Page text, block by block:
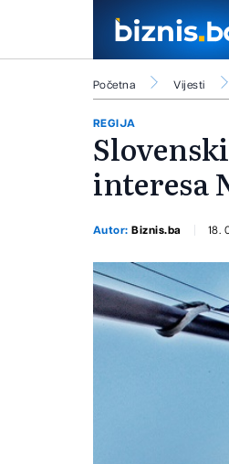
Početna Vijesti
REGIJA
interesa
Autor:Biznis.ba 18.